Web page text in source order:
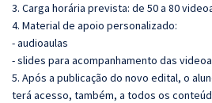
3. Carga horária prevista: de 50 a 80
4. Material de apoio personalizado:
- audioaulas
- slides para acompanhamento das
5. Após a publicação do novo edital, o
terá acesso, também, a todos os